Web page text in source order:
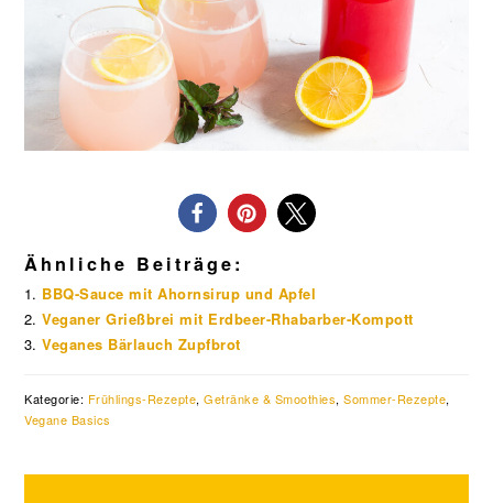
Ähnliche Beiträge:
BBQ-Sauce mit Ahornsirup und Apfel
Veganer Grießbrei mit Erdbeer-Rhabarber-Kompott
Veganes Bärlauch Zupfbrot
Kategorie: Frühlings-Rezepte,Getränke & Smoothies,Sommer-Rezepte,
Vegane Basics